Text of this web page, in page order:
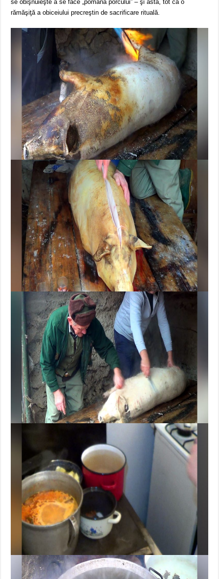
se obişnuieşte a se face „pomana porcului” – şi asta, tot ca o
rămăşiţă a obiceiului precreştin de sacrificare rituală.